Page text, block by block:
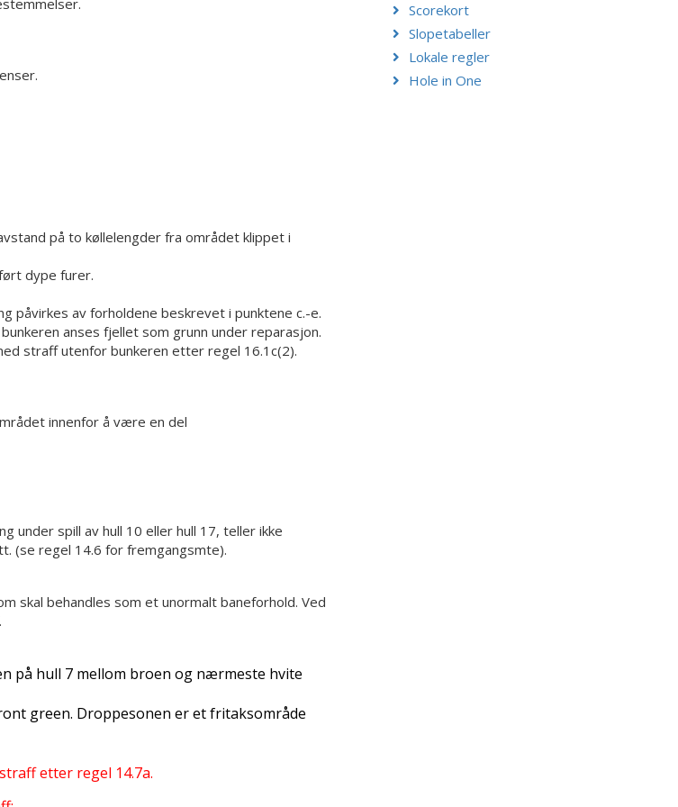
på to køllelengder fra området klippet i
dype furer.
påvirkes av forholdene beskrevet i punktene c.-e.
anses fjellet som grunn under reparasjon.
straff utenfor bunkeren etter regel 16.1c(2).
innenfor å være en del
under spill av hull 10 eller hull 17, teller ikke
(se regel 14.6 for fremgangsmte).
skal behandles som et unormalt baneforhold. Ved
på hull 7 mellom broen og nærmeste hvite
green. Droppesonen er et fritaksområde
etter regel 14.7a.
Scorekort
Slopetabeller
Lokale regler
Hole in One